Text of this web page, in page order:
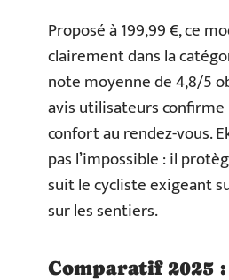
Proposé à 199,99 €, ce
clairement dans la
note moyenne de 4,8/5
avis utilisateurs
confort au rendez-vous.
pas l’impossible : il
suit le cycliste exigeant
sur les sentiers.
Comparatif 2025 :